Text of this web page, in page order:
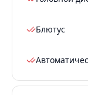
Блютус